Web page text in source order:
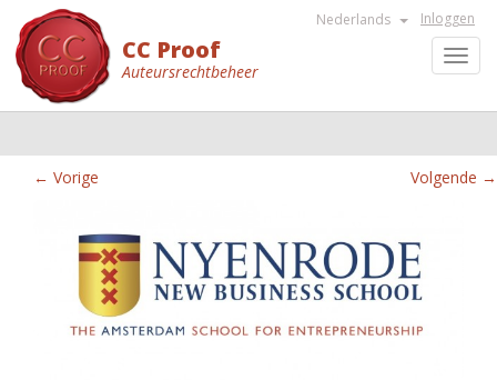
Inloggen
Nederlands
CC Proof
Auteursrechtbeheer
← Vorige Volgende →